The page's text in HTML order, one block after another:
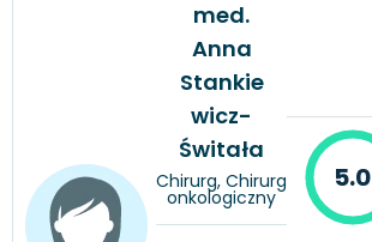
med.
Anna
Stankie
wicz-
Świtała
Chirurg, Chirurg
onkologiczny
5.0